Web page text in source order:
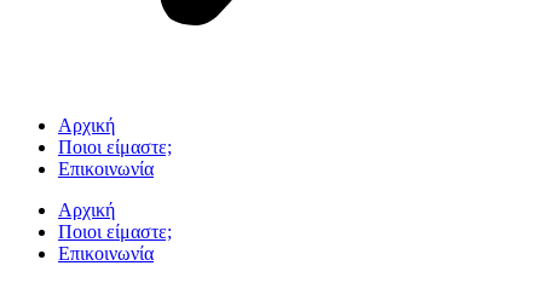
Αρχική
Ποιοι είμαστε;
Επικοινωνία
Αρχική
Ποιοι είμαστε;
Επικοινωνία